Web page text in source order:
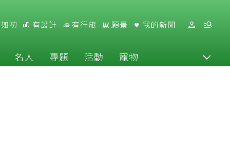
初 有設計 有行旅 願景 我的新聞
名人 專題 活動 寵物